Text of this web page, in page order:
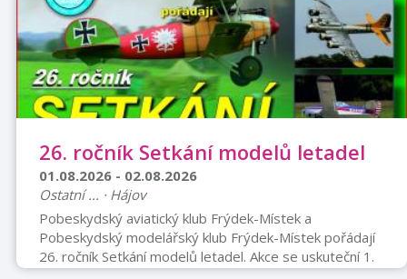
pong).Miki ČižmárS ...
26. ročník Setkání modelů letadel
01.08.2026 - 02.08.2026
Ostatní ... · Hájov
Pobeskydský aviatický klub Frýdek-Místek a
Pobeskydský modelářský klub Frýdek-Místek pořádají
26. ročník Setkání modelů letadel. Akce se uskuteční 1.
a 2. srpna 2026 na letišti v Místku-Bahně. Letový